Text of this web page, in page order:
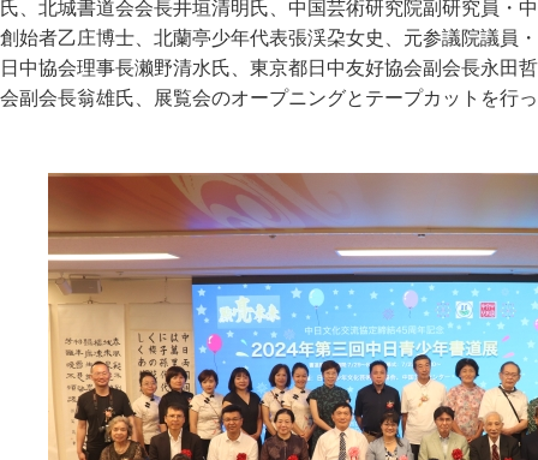
氏、北城書道会会長井垣清明氏、中国芸術研究院副研究員・
創始者乙庄博士、北蘭亭少年代表張渓朶女史、元参議院議員
日中協会理事長濑野清水氏、東京都日中友好協会副会長永田
会副会長翁雄氏、展覧会のオープニングとテープカットを行